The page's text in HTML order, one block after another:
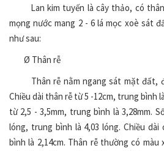
Lan kim tuyến là cây thảo, có thân
mọng nước mang 2 - 6 lá mọc xoè sát
như sau:
Ø Thân rễ
Thân rễ nằm ngang sát mặt đất,
Chiều dài thân rễ từ 5 -12cm, trung bình
từ 2,5 - 3,5mm, trung bình là 3,28mm.
lóng, trung bình là 4,03 lóng. Chiều
bình là 2,14cm. Thân rễ thường có